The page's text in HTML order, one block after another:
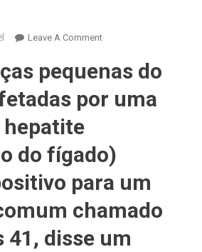
Leave A CommentOn
Misteriosos
Hepatite
Órgãos
De
Saúde
pequenas do
por uma
do fígado)
para um
chamado
41, disse um